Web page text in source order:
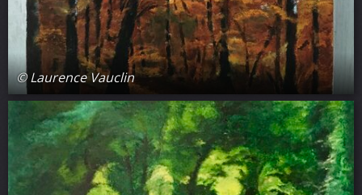
© Laurence Vauclin